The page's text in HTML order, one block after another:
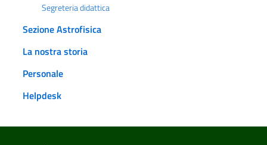
Segreteria didattica
Sezione Astrofisica
La nostra storia
Personale
Helpdesk